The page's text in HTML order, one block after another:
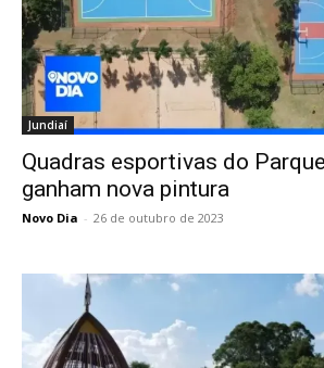
Jundiaí
Quadras esportivas do
ganham nova pintura
Novo Dia - 26 de outubro de 2023